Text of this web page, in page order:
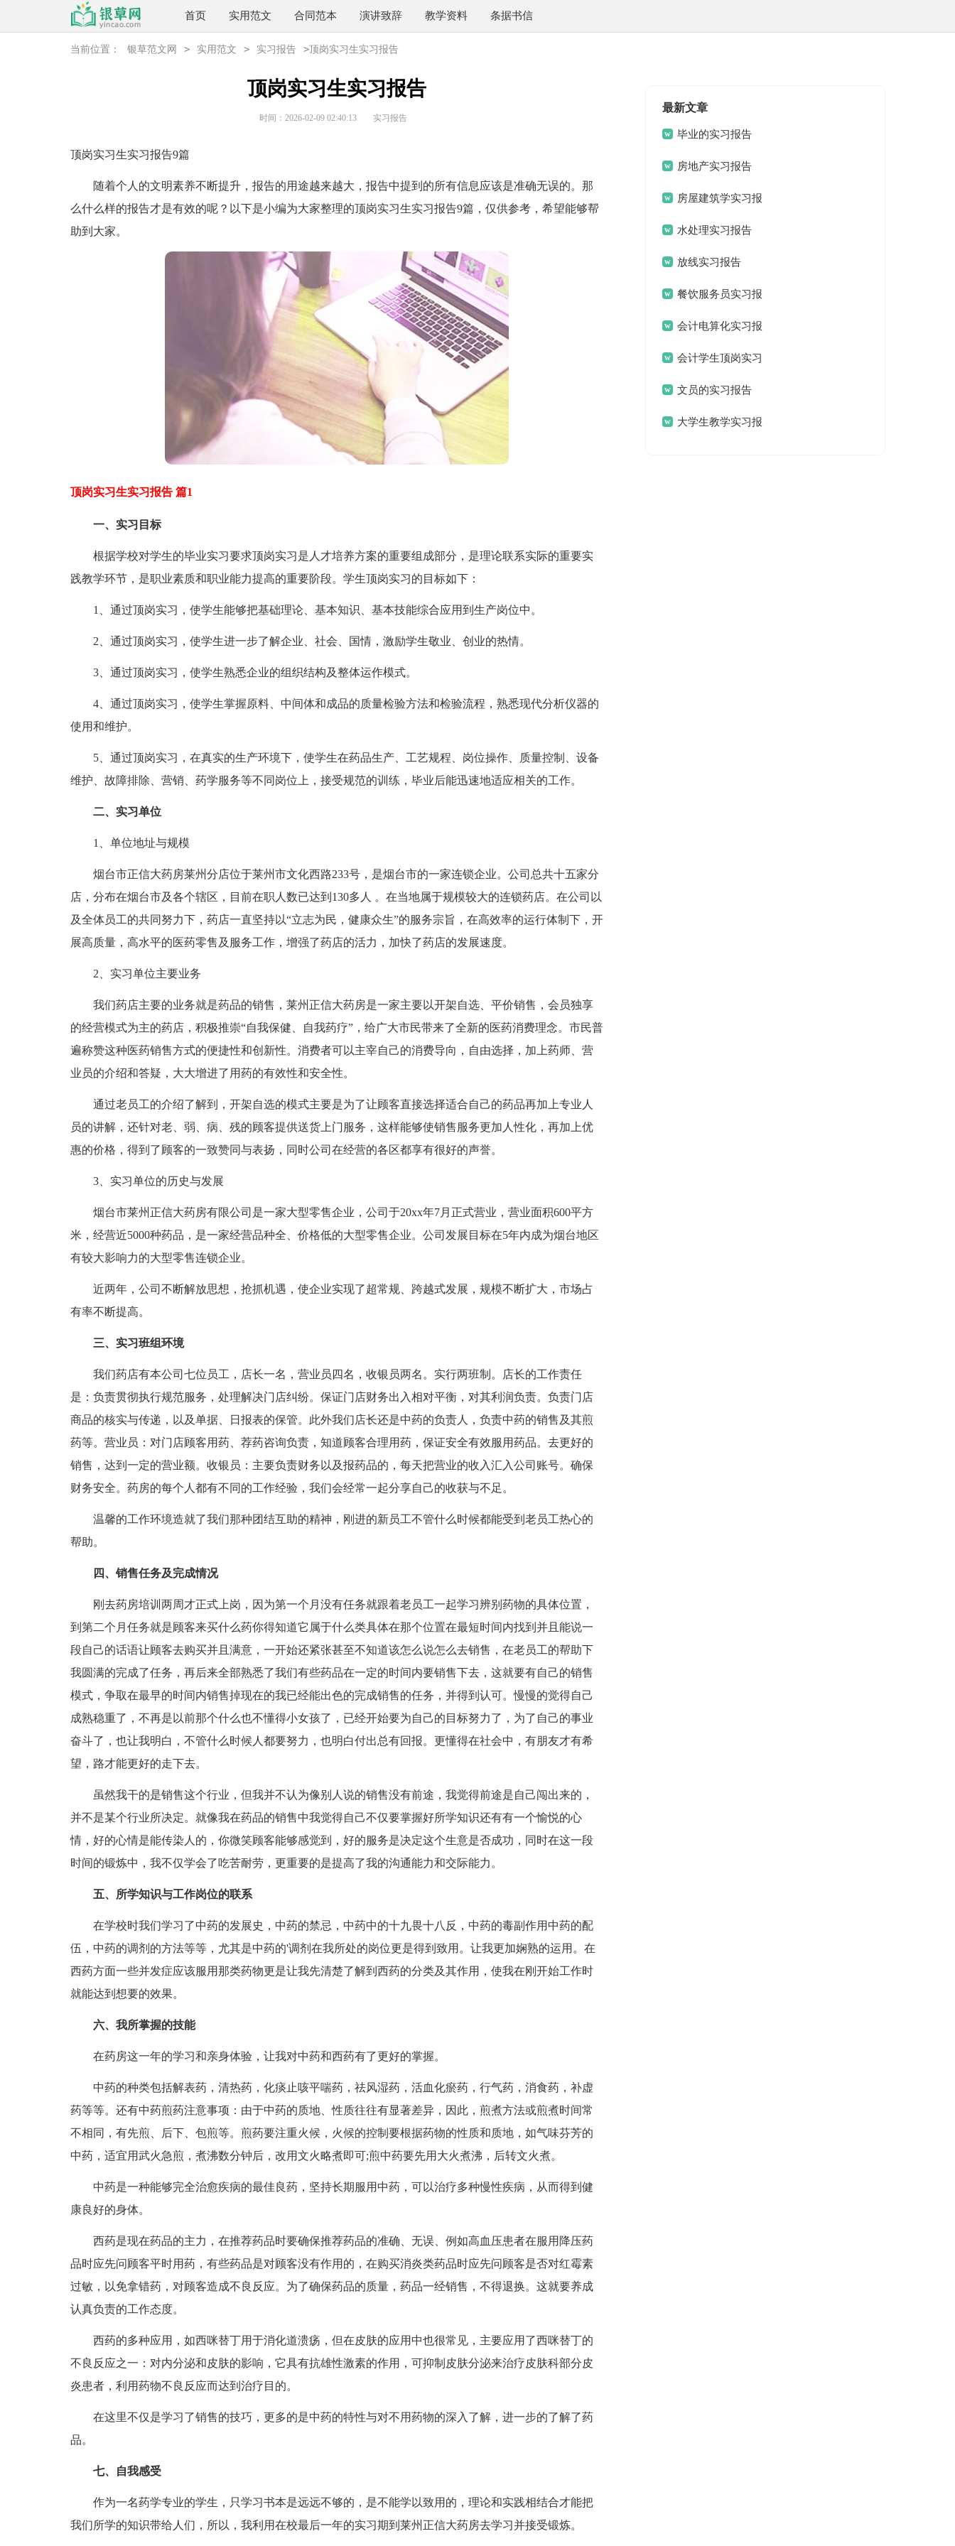
首页 实用范文 合同范本 演讲致辞 教学资料 条据书信
当前位置： 银草范文网 > 实用范文 > 实习报告 >顶岗实习生实习报告
顶岗实习生实习报告
时间：2026-02-09 02:40:13 实习报告
顶岗实习生实习报告9篇
随着个人的文明素养不断提升，报告的用途越来越大，报告中提到的所有信息应该是准确无误的。那
么什么样的报告才是有效的呢？以下是小编为大家整理的顶岗实习生实习报告9篇，仅供参考，希望能够帮
助到大家。
顶岗实习生实习报告 篇1
一、实习目标
根据学校对学生的毕业实习要求顶岗实习是人才培养方案的重要组成部分，是理论联系实际的重要实
践教学环节，是职业素质和职业能力提高的重要阶段。学生顶岗实习的目标如下：
1、通过顶岗实习，使学生能够把基础理论、基本知识、基本技能综合应用到生产岗位中。
2、通过顶岗实习，使学生进一步了解企业、社会、国情，激励学生敬业、创业的热情。
3、通过顶岗实习，使学生熟悉企业的组织结构及整体运作模式。
4、通过顶岗实习，使学生掌握原料、中间体和成品的质量检验方法和检验流程，熟悉现代分析仪器的
使用和维护。
5、通过顶岗实习，在真实的生产环境下，使学生在药品生产、工艺规程、岗位操作、质量控制、设备
维护、故障排除、营销、药学服务等不同岗位上，接受规范的训练，毕业后能迅速地适应相关的工作。
二、实习单位
1、单位地址与规模
烟台市正信大药房莱州分店位于莱州市文化西路233号，是烟台市的一家连锁企业。公司总共十五家分
店，分布在烟台市及各个辖区，目前在职人数已达到130多人 。在当地属于规模较大的连锁药店。在公司以
及全体员工的共同努力下，药店一直坚持以“立志为民，健康众生”的服务宗旨，在高效率的运行体制下，开
展高质量，高水平的医药零售及服务工作，增强了药店的活力，加快了药店的发展速度。
2、实习单位主要业务
我们药店主要的业务就是药品的销售，莱州正信大药房是一家主要以开架自选、平价销售，会员独享
的经营模式为主的药店，积极推崇“自我保健、自我药疗”，给广大市民带来了全新的医药消费理念。市民普
遍称赞这种医药销售方式的便捷性和创新性。消费者可以主宰自己的消费导向，自由选择，加上药师、营
业员的介绍和答疑，大大增进了用药的有效性和安全性。
通过老员工的介绍了解到，开架自选的模式主要是为了让顾客直接选择适合自己的药品再加上专业人
员的讲解，还针对老、弱、病、残的顾客提供送货上门服务，这样能够使销售服务更加人性化，再加上优
惠的价格，得到了顾客的一致赞同与表扬，同时公司在经营的各区都享有很好的声誉。
3、实习单位的历史与发展
烟台市莱州正信大药房有限公司是一家大型零售企业，公司于20xx年7月正式营业，营业面积600平方
米，经营近5000种药品，是一家经营品种全、价格低的大型零售企业。公司发展目标在5年内成为烟台地区
有较大影响力的大型零售连锁企业。
近两年，公司不断解放思想，抢抓机遇，使企业实现了超常规、跨越式发展，规模不断扩大，市场占
有率不断提高。
三、实习班组环境
我们药店有本公司七位员工，店长一名，营业员四名，收银员两名。实行两班制。店长的工作责任
是：负责贯彻执行规范服务，处理解决门店纠纷。保证门店财务出入相对平衡，对其利润负责。负责门店
商品的核实与传递，以及单据、日报表的保管。此外我们店长还是中药的负责人，负责中药的销售及其煎
药等。营业员：对门店顾客用药、荐药咨询负责，知道顾客合理用药，保证安全有效服用药品。去更好的
销售，达到一定的营业额。收银员：主要负责财务以及报药品的，每天把营业的收入汇入公司账号。确保
财务安全。药房的每个人都有不同的工作经验，我们会经常一起分享自己的收获与不足。
温馨的工作环境造就了我们那种团结互助的精神，刚进的新员工不管什么时候都能受到老员工热心的
帮助。
四、销售任务及完成情况
刚去药房培训两周才正式上岗，因为第一个月没有任务就跟着老员工一起学习辨别药物的具体位置，
到第二个月任务就是顾客来买什么药你得知道它属于什么类具体在那个位置在最短时间内找到并且能说一
段自己的话语让顾客去购买并且满意，一开始还紧张甚至不知道该怎么说怎么去销售，在老员工的帮助下
我圆满的完成了任务，再后来全部熟悉了我们有些药品在一定的时间内要销售下去，这就要有自己的销售
模式，争取在最早的时间内销售掉现在的我已经能出色的完成销售的任务，并得到认可。慢慢的觉得自己
成熟稳重了，不再是以前那个什么也不懂得小女孩了，已经开始要为自己的目标努力了，为了自己的事业
奋斗了，也让我明白，不管什么时候人都要努力，也明白付出总有回报。更懂得在社会中，有朋友才有希
望，路才能更好的走下去。
虽然我干的是销售这个行业，但我并不认为像别人说的销售没有前途，我觉得前途是自己闯出来的，
并不是某个行业所决定。就像我在药品的销售中我觉得自己不仅要掌握好所学知识还有有一个愉悦的心
情，好的心情是能传染人的，你微笑顾客能够感觉到，好的服务是决定这个生意是否成功，同时在这一段
时间的锻炼中，我不仅学会了吃苦耐劳，更重要的是提高了我的沟通能力和交际能力。
五、所学知识与工作岗位的联系
在学校时我们学习了中药的发展史，中药的禁忌，中药中的十九畏十八反，中药的毒副作用中药的配
伍，中药的调剂的方法等等，尤其是中药的'调剂在我所处的岗位更是得到致用。让我更加娴熟的运用。在
西药方面一些并发症应该服用那类药物更是让我先清楚了解到西药的分类及其作用，使我在刚开始工作时
就能达到想要的效果。
六、我所掌握的技能
在药房这一年的学习和亲身体验，让我对中药和西药有了更好的掌握。
中药的种类包括解表药，清热药，化痰止咳平喘药，祛风湿药，活血化瘀药，行气药，消食药，补虚
药等等。还有中药煎药注意事项：由于中药的质地、性质往往有显著差异，因此，煎煮方法或煎煮时间常
不相同，有先煎、后下、包煎等。煎药要注重火候，火候的控制要根据药物的性质和质地，如气味芬芳的
中药，适宜用武火急煎，煮沸数分钟后，改用文火略煮即可;煎中药要先用大火煮沸，后转文火煮。
中药是一种能够完全治愈疾病的最佳良药，坚持长期服用中药，可以治疗多种慢性疾病，从而得到健
康良好的身体。
西药是现在药品的主力，在推荐药品时要确保推荐药品的准确、无误、例如高血压患者在服用降压药
品时应先问顾客平时用药，有些药品是对顾客没有作用的，在购买消炎类药品时应先问顾客是否对红霉素
过敏，以免拿错药，对顾客造成不良反应。为了确保药品的质量，药品一经销售，不得退换。这就要养成
认真负责的工作态度。
西药的多种应用，如西咪替丁用于消化道溃疡，但在皮肤的应用中也很常见，主要应用了西咪替丁的
不良反应之一：对内分泌和皮肤的影响，它具有抗雄性激素的作用，可抑制皮肤分泌来治疗皮肤科部分皮
炎患者，利用药物不良反应而达到治疗目的。
在这里不仅是学习了销售的技巧，更多的是中药的特性与对不用药物的深入了解，进一步的了解了药
品。
七、自我感受
作为一名药学专业的学生，只学习书本是远远不够的，是不能学以致用的，理论和实践相结合才能把
我们所学的知识带给人们，所以，我利用在校最后一年的实习期到莱州正信大药房去学习并接受锻炼。
最新文章
毕业的实习报告
房地产实习报告
房屋建筑学实习报
告 水处理实习报告
放线实习报告
餐饮服务员实习报
告 会计电算化实习报
告 会计学生顶岗实习
报告文员的实习报告
大学生教学实习报